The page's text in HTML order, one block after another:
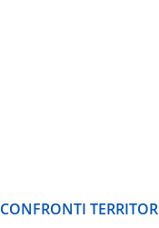
CONFRONTI